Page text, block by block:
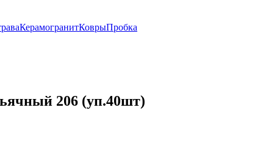
КерамогранитКоврыПробка
206 (уп.40шт)